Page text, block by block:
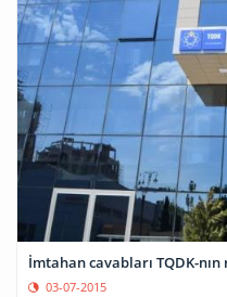
İmtahan cavabları TQDK-
03-07-2015